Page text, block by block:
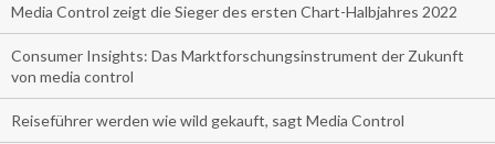
Media Control zeigt die Sieger des ersten Chart-Halbjahres 2022
Consumer Insights: Das Marktforschungsinstrument der Zukunft
von media control
Reiseführer werden wie wild gekauft, sagt Media Control